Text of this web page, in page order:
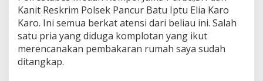
Kanit Reskrim Polsek Pancur Batu Iptu Elia Karo
Karo. Ini semua berkat atensi dari beliau ini. Salah
satu pria yang diduga komplotan yang ikut
merencanakan pembakaran rumah saya sudah
ditangkap.